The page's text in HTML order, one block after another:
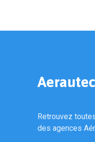
Retrouvez
des agences